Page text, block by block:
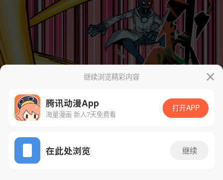
App免费看
继续浏览精彩内容
腾讯动漫App
海量漫画 新人7天免费看
打开APP
在此处浏览 继续